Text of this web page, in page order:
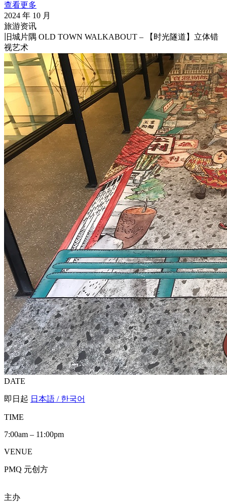
查看更多
2024 年 10 月
旅游资讯
旧城片隅 OLD TOWN WALKABOUT – 【时光隧道】立体错
视艺术
DATE
即日起 日本語 / 한국어
TIME
7:00am – 11:00pm
VENUE
PMQ 元创方
主办